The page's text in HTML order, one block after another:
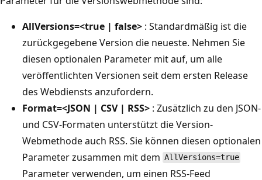
AllVersions=<true | false> : Standardmäßig ist die
zurückgegebene Version die neueste. Nehmen Sie
diesen optionalen Parameter mit auf, um alle
veröffentlichten Versionen seit dem ersten Release
des Webdiensts anzufordern.
Format=<JSON | CSV | RSS> : Zusätzlich zu den JSON-
und CSV-Formaten unterstützt die Version-
Webmethode auch RSS. Sie können diesen optionalen
Parameter zusammen mit dem AllVersions=true
Parameter verwenden, um einen RSS-Feed